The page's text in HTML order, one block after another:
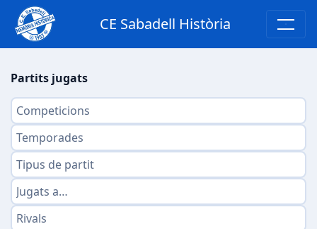
CE Sabadell Història
Partits jugats